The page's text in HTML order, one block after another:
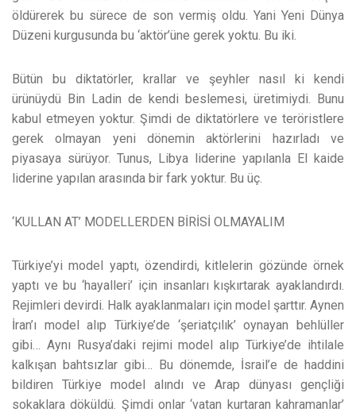
öldürerek bu sürece de son vermiş oldu. Yani Yeni Dünya
Düzeni kurgusunda bu ‘aktör’üne gerek yoktu. Bu iki.
Bütün bu diktatörler, krallar ve şeyhler nasıl ki kendi
ürünüydü Bin Ladin de kendi beslemesi, üretimiydi. Bunu
kabul etmeyen yoktur. Şimdi de diktatörlere ve teröristlere
gerek olmayan yeni dönemin aktörlerini hazırladı ve
piyasaya sürüyor. Tunus, Libya liderine yapılanla El kaide
liderine yapılan arasında bir fark yoktur. Bu üç.
‘KULLAN AT’ MODELLERDEN BİRİSİ OLMAYALIM
Türkiye’yi model yaptı, özendirdi, kitlelerin gözünde örnek
yaptı ve bu ‘hayalleri’ için insanları kışkırtarak ayaklandırdı.
Rejimleri devirdi. Halk ayaklanmaları için model şarttır. Aynen
İran’ı model alıp Türkiye’de ‘şeriatçılık’ oynayan behlüller
gibi… Aynı Rusya’daki rejimi model alıp Türkiye’de ihtilale
kalkışan bahtsızlar gibi… Bu dönemde, İsrail’e de haddini
bildiren Türkiye model alındı ve Arap dünyası gençliği
sokaklara döküldü. Şimdi onlar ‘vatan kurtaran kahramanlar’